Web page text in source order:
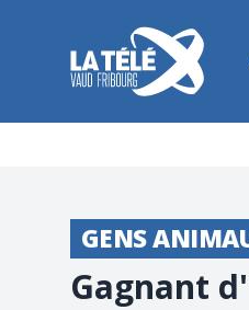
La Télé - Télévision
GENS
Gagnant